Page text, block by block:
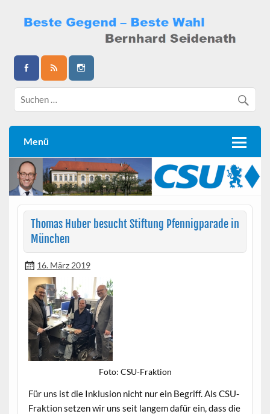
content
Bernhard Seidenath
Menü
Thomas Huber besucht Stiftung Pfennigparade in
München
16. März 2019
Foto: CSU-Frak­tion
Für uns ist die Inklu­sion nicht nur ein Begriff. Als CSU-
Frak­tion set­zen wir uns seit langem dafür ein, dass die